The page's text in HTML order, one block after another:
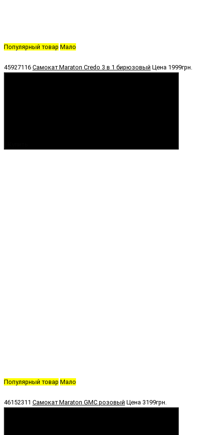
Популярный товар Мало
45927116 Самокат Maraton Credo 3 в 1 бирюзовый Цена 1999грн.
Популярный товар Мало
46152311 Самокат Maraton GMC розовый Цена 3199грн.